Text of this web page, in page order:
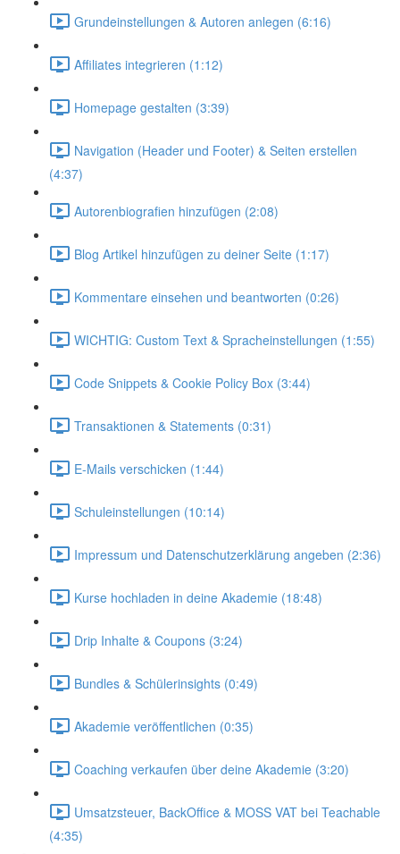
Grundeinstellungen & Autoren anlegen (6:16)
Affiliates integrieren (1:12)
Homepage gestalten (3:39)
Navigation (Header und Footer) & Seiten erstellen
(4:37)
Autorenbiografien hinzufügen (2:08)
Blog Artikel hinzufügen zu deiner Seite (1:17)
Kommentare einsehen und beantworten (0:26)
WICHTIG: Custom Text & Spracheinstellungen (1:55)
Code Snippets & Cookie Policy Box (3:44)
Transaktionen & Statements (0:31)
E-Mails verschicken (1:44)
Schuleinstellungen (10:14)
Impressum und Datenschutzerklärung angeben (2:36)
Kurse hochladen in deine Akademie (18:48)
Drip Inhalte & Coupons (3:24)
Bundles & Schülerinsights (0:49)
Akademie veröffentlichen (0:35)
Coaching verkaufen über deine Akademie (3:20)
Umsatzsteuer, BackOffice & MOSS VAT bei Teachable
(4:35)